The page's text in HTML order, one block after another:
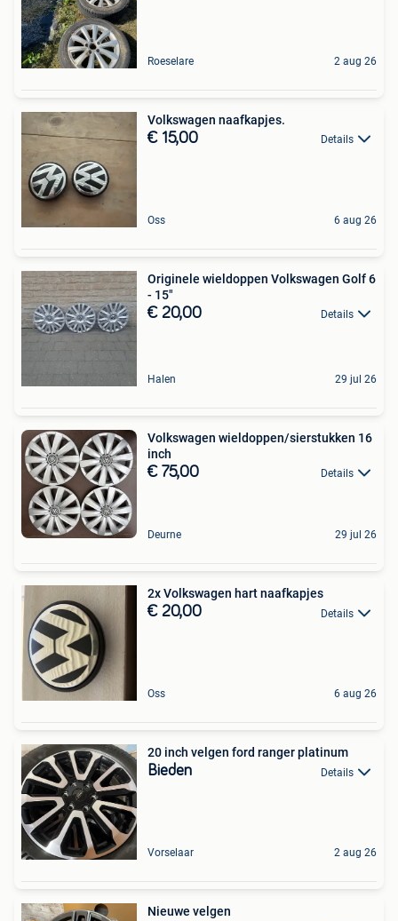
Roeselare 2 aug 26
Volkswagen naafkapjes.
€ 15,00 Details
Oss 6 aug 26
Originele wieldoppen Volkswagen Golf 6
- 15"
€ 20,00 Details
Halen 29 jul 26
Volkswagen wieldoppen/sierstukken 16
inch
€ 75,00 Details
Deurne 29 jul 26
2x Volkswagen hart naafkapjes
€ 20,00 Details
Oss 6 aug 26
20 inch velgen ford ranger platinum
Bieden Details
Vorselaar 2 aug 26
Nieuwe velgen